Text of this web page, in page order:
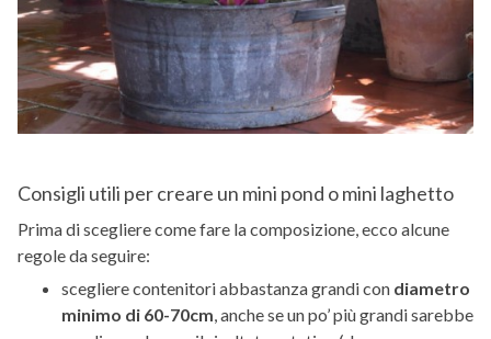
Consigli utili per creare un mini pond o mini laghetto
Prima di scegliere come fare la composizione, ecco alcune
regole da seguire:
scegliere contenitori abbastanza grandi con diametro
minimo di 60-70cm , anche se un po’ più grandi sarebbe